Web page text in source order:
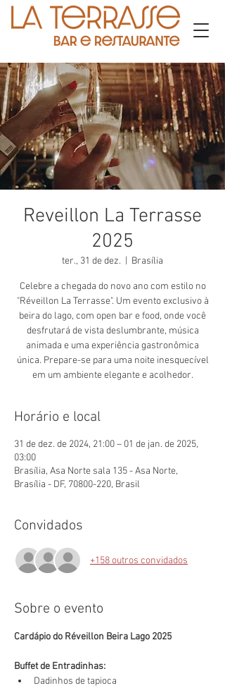
Reveillon La Terrasse
2025
ter., 31 de dez. Brasília
Celebre a chegada do novo ano com estilo no
"Réveillon La Terrasse". Um evento exclusivo à
beira do lago, com open bar e food, onde você
desfrutará de vista deslumbrante, música
animada e uma experiência gastronômica
única. Prepare-se para uma noite inesquecível
em um ambiente elegante e acolhedor.
Horário e local
31 de dez. de 2024, 21:00 – 01 de jan. de 2025,
03:00
Brasília, Asa Norte sala 135 - Asa Norte,
Brasília - DF, 70800-220, Brasil
Convidados
+158 outros convidados
Sobre o evento
Cardápio do Réveillon Beira Lago 2025
Buffet de Entradinhas:
Dadinhos de tapioca